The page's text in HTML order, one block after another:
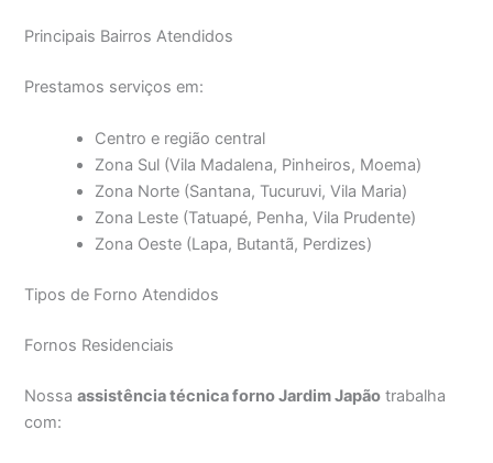
Principais Bairros Atendidos
Prestamos serviços em:
Centro e região central
Zona Sul (Vila Madalena, Pinheiros, Moema)
Zona Norte (Santana, Tucuruvi, Vila Maria)
Zona Leste (Tatuapé, Penha, Vila Prudente)
Zona Oeste (Lapa, Butantã, Perdizes)
Tipos de Forno Atendidos
Fornos Residenciais
Nossaassistência técnica forno Jardim Japão trabalha
com: